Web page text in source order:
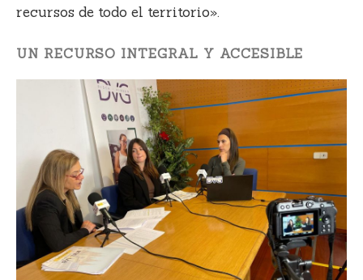
recursos de todo el territorio».
UN RECURSO INTEGRAL Y ACCESIBLE